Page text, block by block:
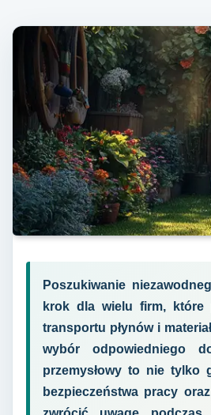
Poszukiwanie
krok dla wielu firm, które
transportu płynów i
wybór odpowiedniego
przemysłowy to nie tylko
bezpieczeństwa pracy